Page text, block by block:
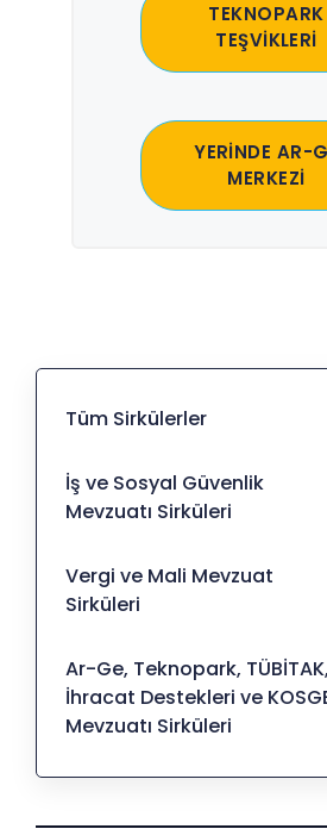
TEKNOPARK
TEŞVİKLERİ
YERİNDE AR-
MERKEZİ
Tüm Sirkülerler
İş ve Sosyal Güvenlik
Mevzuatı Sirküleri
Vergi ve Mali Mevzuat
Sirküleri
Ar-Ge, Teknopark, TÜBİTAK,
İhracat Destekleri ve
Mevzuatı Sirküleri